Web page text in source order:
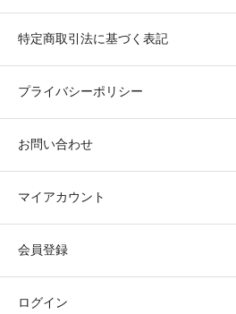
特定商取引法に基づく表記
プライバシーポリシー
お問い合わせ
マイアカウント
会員登録
ログイン